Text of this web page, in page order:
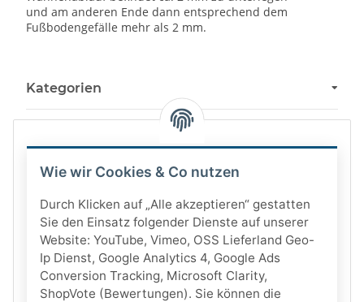
und am anderen Ende dann entsprechend dem
Fußbodengefälle mehr als 2 mm.
Kategorien
Wie wir Cookies & Co nutzen
Durch Klicken auf „Alle akzeptieren“ gestatten
Sie den Einsatz folgender Dienste auf unserer
Website: YouTube, Vimeo, OSS Lieferland Geo-
Ip Dienst, Google Analytics 4, Google Ads
Conversion Tracking, Microsoft Clarity,
ShopVote (Bewertungen). Sie können die